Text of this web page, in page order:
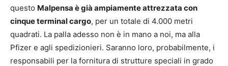
questo Malpensa è già ampiamente attrezzata con
cinque terminal cargo, per un totale di 4.000 metri
quadrati. La palla adesso non è in mano a noi, ma alla
Pfizer e agli spedizionieri. Saranno loro, probabilmente, i
responsabili per la fornitura di strutture speciali in grado